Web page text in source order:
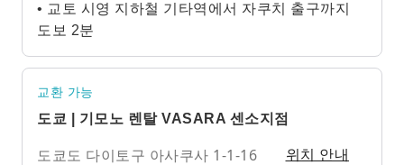
• 교토 시영 지하철 기타역에서 자쿠치 출구까지
도보 2분
교환 가능
도쿄 | 기모노 렌탈 VASARA 센소지점
도쿄도 다이토구 아사쿠사 1-1-16
위치 안내